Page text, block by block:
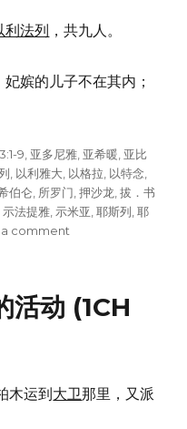
利法列 ，共九人。
妃嫔的儿子不在其内；
9 亚多尼雅 亚希暖 亚比
以利雅大 以格拉 以特念
伯仑 所罗门 ,押沙龙 ,拔．书
示法提雅 示米亚 ,耶斯列 ,耶
comment
儿
活动 (1CH
木运到大卫那里，又派